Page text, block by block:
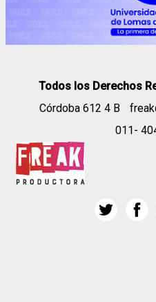
Todos los Derechos
Córdoba 612 4 B
011-